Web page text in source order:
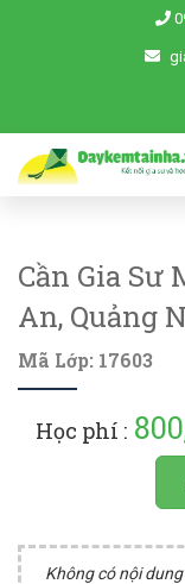
Cần Gia Sư
An, Quảng
Mã Lớp: 17603
Học phí :
Không có nội